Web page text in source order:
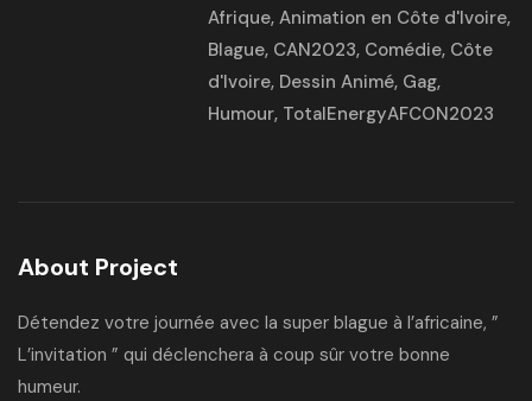
Afrique, Animation en Côte d'Ivoire,
Blague, CAN2023, Comédie, Côte
d'Ivoire, Dessin Animé, Gag,
Humour, TotalEnergyAFCON2023
About Project
Détendez votre journée avec la super blague à l’africaine, ”
L’invitation ” qui déclenchera à coup sûr votre bonne
humeur.